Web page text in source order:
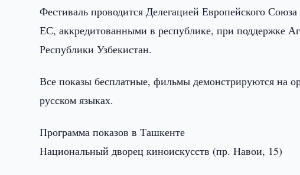
Фестиваль проводится Делегацией Европейского
ЕС, аккредитованными в республике, при поддержке
Республики Узбекистан.
Все показы бесплатные, фильмы демонстрируются на
русском языках.
Программа показов в Ташкенте
Национальный дворец киноискусств (пр. Навои, 15)